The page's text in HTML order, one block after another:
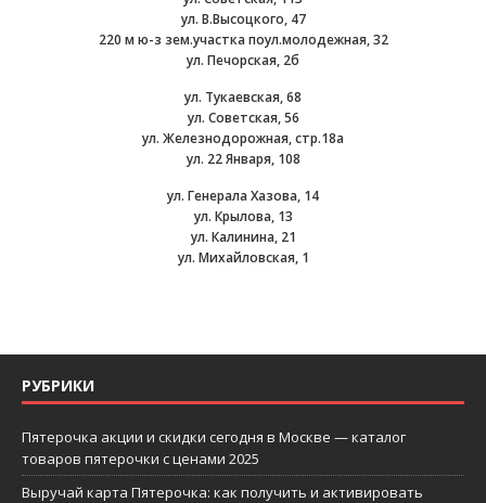
ул. В.Высоцкого, 47
220 м ю-з зем.участка поул.молодежная, 32
ул. Печорская, 2б
ул. Тукаевская, 68
ул. Советская, 56
ул. Железнодорожная, стр.18а
ул. 22 Января, 108
ул. Генерала Хазова, 14
ул. Крылова, 13
ул. Калинина, 21
ул. Михайловская, 1
РУБРИКИ
Пятерочка акции и скидки сегодня в Москве — каталог
товаров пятерочки с ценами 2025
Выручай карта Пятерочка: как получить и активировать